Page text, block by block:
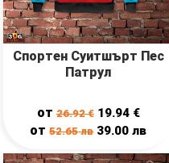
Спортен Суитшърт Пес
Патрул
от26.92€ 19.94 €
от52.65лв 39.00лв